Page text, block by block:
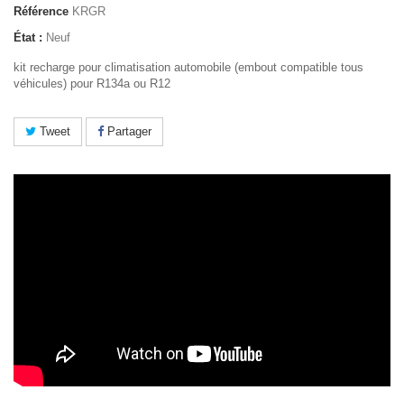
Référence KRGR
État : Neuf
kit recharge pour climatisation automobile (embout compatible tous
véhicules) pour R134a ou R12
Tweet Partager